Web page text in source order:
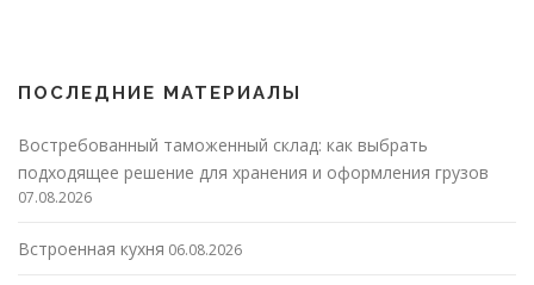
ПОСЛЕДНИЕ МАТЕРИАЛЫ
Востребованный таможенный склад: как выбрать
подходящее решение для хранения и оформления грузов
07.08.2026
Встроенная кухня 06.08.2026